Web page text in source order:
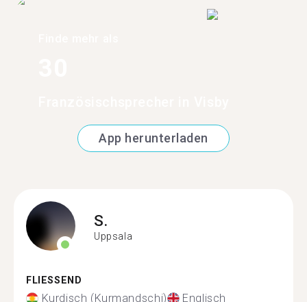
App herunterladen
S.
Uppsala
FLIESSEND
Kurdisch (Kurmandschi) Englisch